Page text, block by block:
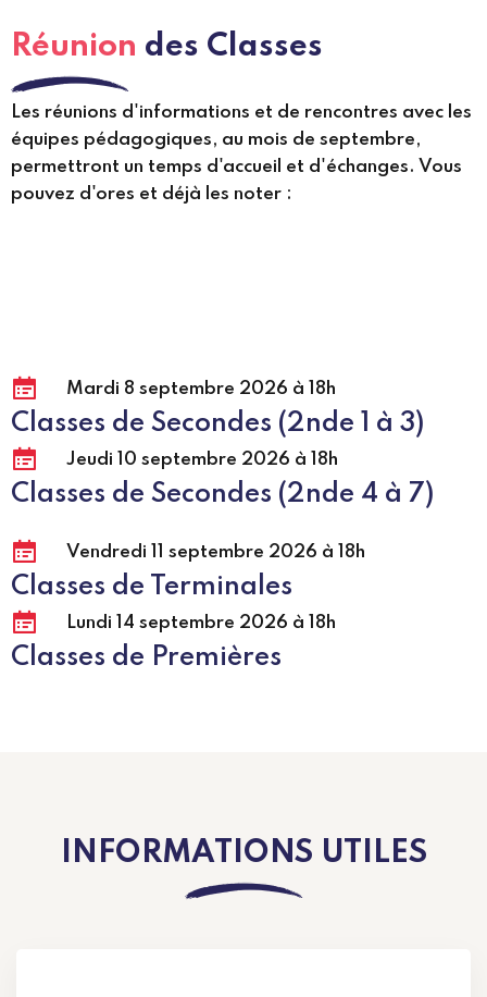
Réunion des Classes
Les réunions d'informations et de rencontres avec les
équipes pédagogiques, au mois de septembre,
permettront un temps d'accueil et d'échanges. Vous
pouvez d'ores et déjà les noter :
Mardi 8 septembre 2026 à 18h
Classes de Secondes (2nde 1 à 3)
Jeudi 10 septembre 2026 à 18h
Classes de Secondes (2nde 4 à 7)
Vendredi 11 septembre 2026 à 18h
Classes de Terminales
Lundi 14 septembre 2026 à 18h
Classes de Premières
INFORMATIONS UTILES